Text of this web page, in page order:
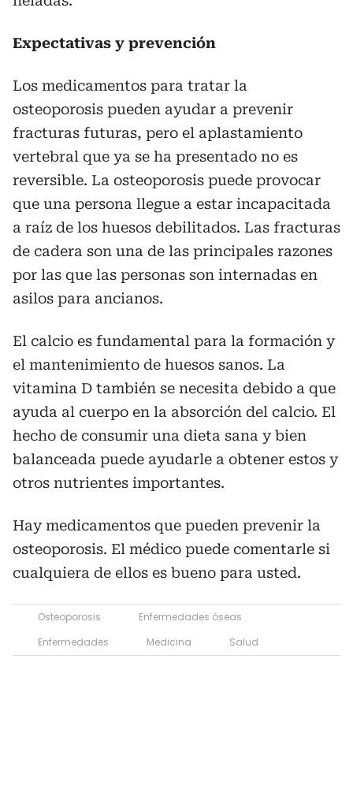
Expectativas y prevención
Los medicamentos para tratar la
osteoporosis pueden ayudar a prevenir
fracturas futuras, pero el aplastamiento
vertebral que ya se ha presentado no es
reversible. La osteoporosis puede provocar
que una persona llegue a estar incapacitada
a raíz de los huesos debilitados. Las fracturas
de cadera son una de las principales razones
por las que las personas son internadas en
asilos para ancianos.
El calcio es fundamental para la formación y
el mantenimiento de huesos sanos. La
vitamina D también se necesita debido a que
ayuda al cuerpo en la absorción del calcio. El
hecho de consumir una dieta sana y bien
balanceada puede ayudarle a obtener estos y
otros nutrientes importantes.
Hay medicamentos que pueden prevenir la
osteoporosis. El médico puede comentarle si
cualquiera de ellos es bueno para usted.
Osteoporosis
Enfermedades óseas
Enfermedades
Medicina Salud